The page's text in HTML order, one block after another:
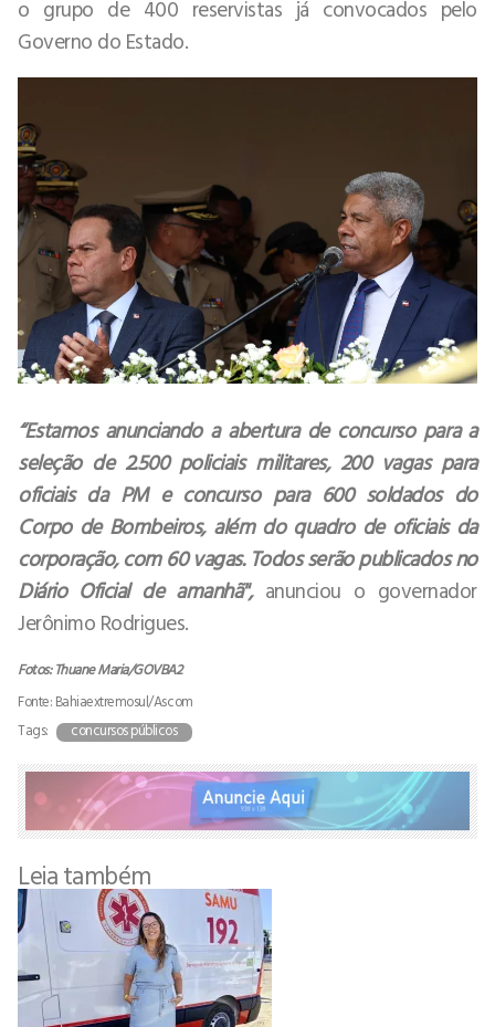
o grupo de 400 reservistas já convocados pelo
Governo do Estado.
“Estamos anunciando a abertura de concurso para a
seleção de 2.500 policiais militares, 200 vagas para
oficiais da PM e concurso para 600 soldados do
Corpo de Bombeiros, além do quadro de oficiais da
corporação, com 60 vagas. Todos serão publicados no
Diário Oficial de amanhã",anunciou o governador
Jerônimo Rodrigues.
Fotos: Thuane Maria/GOVBA2
Fonte: Bahiaextremosul/Ascom
Tags:
concursos públicos
Leia também